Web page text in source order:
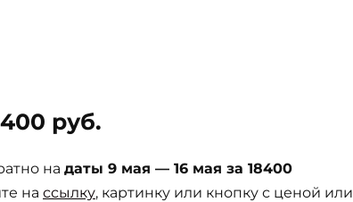
руб.
на даты 9 мая — 16 мая за 18400
на ссылку, картинку или кнопку с ценой или